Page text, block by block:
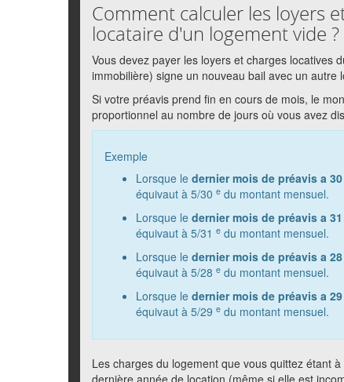
Comment calculer les loyers
locataire d'un logement vide ?
Vous devez payer les loyers et charges locatives
immobilière) signe un nouveau bail avec un autre
Si votre préavis prend fin en cours de mois, le
proportionnel au nombre de jours où vous avez
Exemple
Lorsque le dernier mois de préavis a
équivaut à 5/30 e du montant mensuel.
Lorsque le dernier mois de préavis a
équivaut à 5/31 e du montant mensuel.
Lorsque le dernier mois de préavis a
équivaut à 5/28 e du montant mensuel.
Lorsque le dernier mois de préavis a
équivaut à 5/29 e du montant mensuel.
Les charges du logement que vous quittez étant
dernière année de location (même si elle est